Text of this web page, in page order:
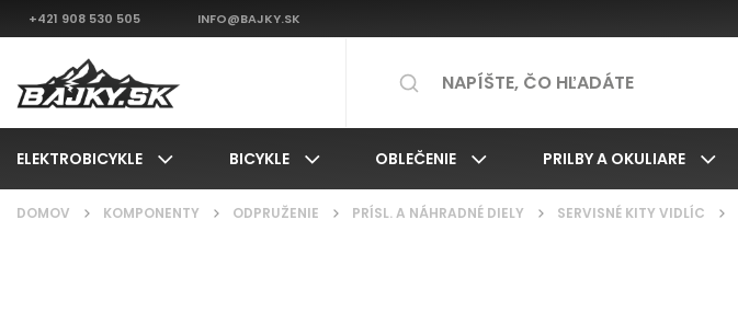
+421 908 530 505 INFO@BAJKY.SK
ELEKTROBICYKLE BICYKLE OBLEČENIE PRILBY A OKULIARE
DOMOV / KOMPONENTY / ODPRUŽENIE / PRÍSL. A NÁHRADNÉ DIELY / SERVISNÉ KITY VIDLÍC /